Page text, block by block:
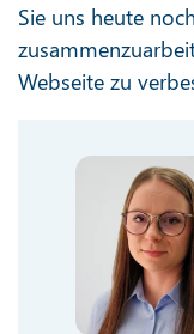
Sie uns heute
Webseite zu